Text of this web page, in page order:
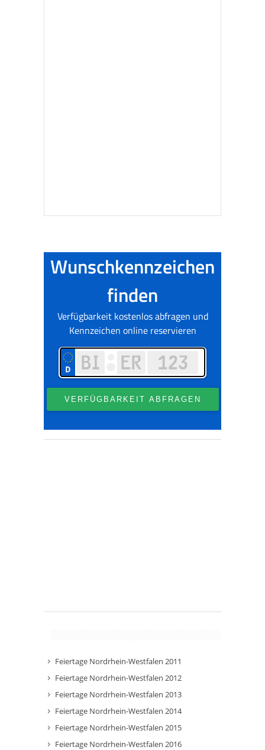
Feiertage Nordrhein-Westfalen 2011
Feiertage Nordrhein-Westfalen 2012
Feiertage Nordrhein-Westfalen 2013
Feiertage Nordrhein-Westfalen 2014
Feiertage Nordrhein-Westfalen 2015
Feiertage Nordrhein-Westfalen 2016